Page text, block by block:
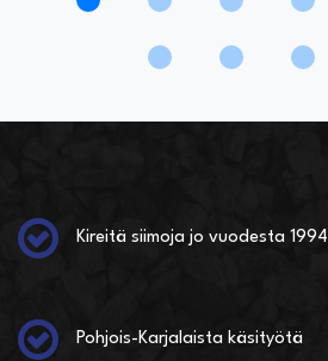
Kireitä siimoja jo vuodesta 1994
Pohjois-Karjalaista käsityötä